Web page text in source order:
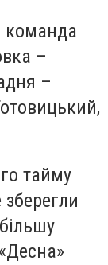
команда
–
–
тайму